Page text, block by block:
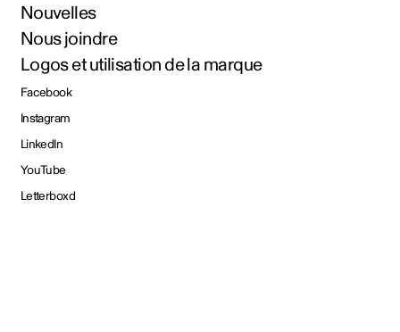
Nouvelles
Nous joindre
Logos et utilisation de la marque
Facebook
Instagram
LinkedIn
YouTube
Letterboxd